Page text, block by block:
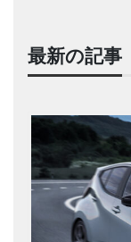
最新の記事